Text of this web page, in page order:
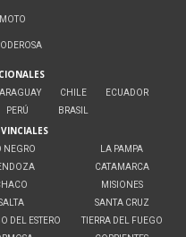
PERÚ
CHILE
BRASIL
ECUADOR
NEGRO
DEL ESTERO
LA PAMPA
CATAMARCA
MISIONES
SANTA CRUZ
TIERRA DEL FUEGO